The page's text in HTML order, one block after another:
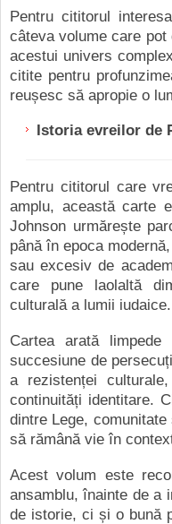
Pentru cititorul
câteva volume care
acestui univers
citite pentru
reușesc să apropie o
Istoria evreilor de
Pentru cititorul care
amplu, această carte
Johnson urmărește
până în epoca
sau excesiv de
care pune laolaltă
culturală a lumii iudaice.
Cartea arată
succesiune de
a rezistenței
continuități identitare.
dintre Lege,
să rămână vie în
Acest volum este
ansamblu, înainte de a
de istorie, ci și o bună